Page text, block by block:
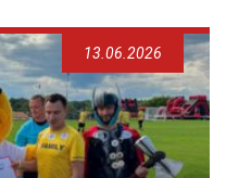
13.06.2026